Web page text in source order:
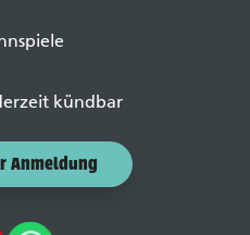
kündbar
Anmeldung